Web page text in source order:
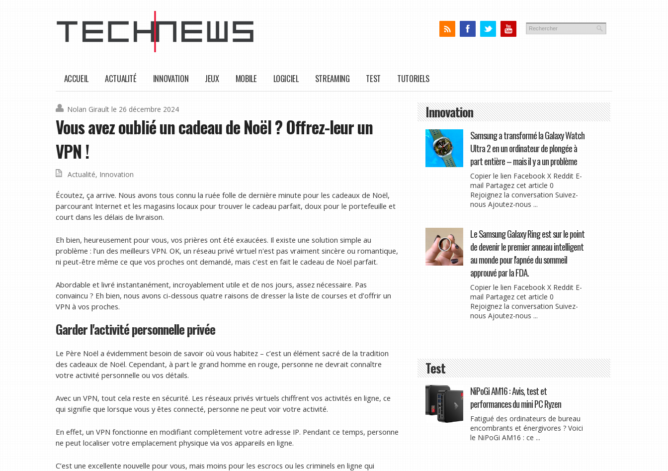
ACCUEIL ACTUALITÉ INNOVATION JEUX MOBILE LOGICIEL STREAMING TEST TUTORIELS
Nolan Girault le 26 décembre 2024
Vous avez oublié un cadeau de Noël ? Offrez-leur un
VPN !
Actualité, Innovation
Écoutez, ça arrive. Nous avons tous connu la ruée folle de dernière minute pour les cadeaux de Noël,
parcourant Internet et les magasins locaux pour trouver le cadeau parfait, doux pour le portefeuille et
court dans les délais de livraison.
Eh bien, heureusement pour vous, vos prières ont été exaucées. Il existe une solution simple au
problème : l’un des meilleurs VPN. OK, un réseau privé virtuel n'est pas vraiment sincère ou romantique,
ni peut-être même ce que vos proches ont demandé, mais c'est en fait le cadeau de Noël parfait.
Abordable et livré instantanément, incroyablement utile et de nos jours, assez nécessaire. Pas
convaincu ? Eh bien, nous avons ci-dessous quatre raisons de dresser la liste de courses et d’offrir un
VPN à vos proches.
Garder l'activité personnelle privée
Le Père Noël a évidemment besoin de savoir où vous habitez – c’est un élément sacré de la tradition
des cadeaux de Noël. Cependant, à part le grand homme en rouge, personne ne devrait connaître
votre activité personnelle ou vos détails.
Avec un VPN, tout cela reste en sécurité. Les réseaux privés virtuels chiffrent vos activités en ligne, ce
qui signifie que lorsque vous y êtes connecté, personne ne peut voir votre activité.
En effet, un VPN fonctionne en modifiant complètement votre adresse IP. Pendant ce temps, personne
ne peut localiser votre emplacement physique via vos appareils en ligne.
C’est une excellente nouvelle pour vous, mais moins pour les escrocs ou les criminels en ligne qui
Innovation
Samsung a transformé la Galaxy Watch
Ultra 2 en un ordinateur de plongée à
part entière – mais il y a un problème
Copier le lien Facebook X Reddit E-
mail Partagez cet article 0
Rejoignez la conversation Suivez-
nous Ajoutez-nous ...
Le Samsung Galaxy Ring est sur le point
de devenir le premier anneau intelligent
au monde pour l'apnée du sommeil
approuvé par la FDA.
Copier le lien Facebook X Reddit E-
mail Partagez cet article 0
Rejoignez la conversation Suivez-
nous Ajoutez-nous ...
Test
NiPoGi AM16 : Avis, test et
performances du mini PC Ryzen
Fatigué des ordinateurs de bureau
encombrants et énergivores ? Voici
le NiPoGi AM16 : ce ...